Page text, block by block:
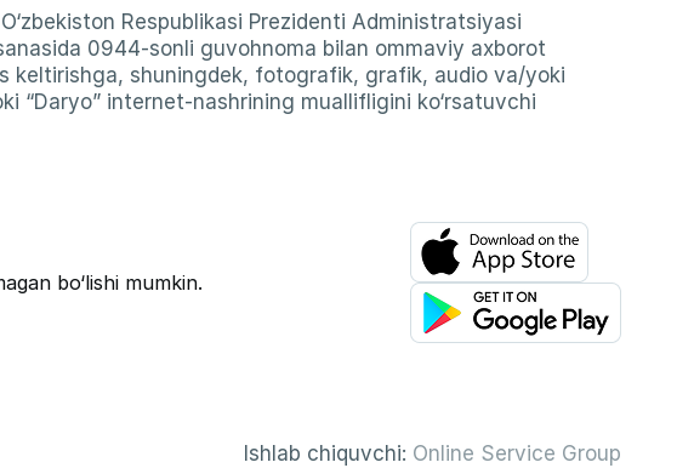
Respublikasi Prezidenti Administratsiyasi
0944-sonli guvohnoma bilan ommaviy axborot
keltirishga, shuningdek, fotografik, grafik, audio va/yoki
“Daryo” internet-nashrining muallifligini ko‘rsatuvchi
bo‘lishi mumkin.
Ishlab chiquvchi: Online Service Group